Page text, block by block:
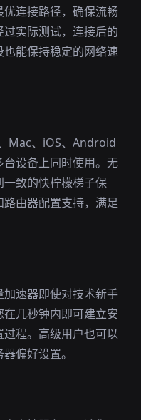
连接路径，确保流畅
实际测试，连接后的
能保持稳定的网络速
Mac、iOS、Android
设备上同时使用。无
致的快柠檬梯子保
由器配置支持，满足
速器即使对技术新手
几秒钟内即可建立安
程。高级用户也可以
偏好设置。